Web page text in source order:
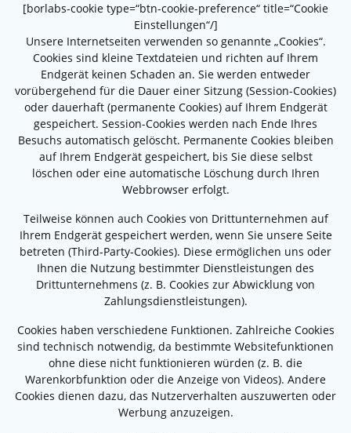
[borlabs-cookie type=“btn-cookie-preference“ title=“Cookie
Einstellungen“/]
Unsere Internetseiten verwenden so genannte „Cookies“.
Cookies sind kleine Textdateien und richten auf Ihrem
Endgerät keinen Schaden an. Sie werden entweder
vorübergehend für die Dauer einer Sitzung (Session-Cookies)
oder dauerhaft (permanente Cookies) auf Ihrem Endgerät
gespeichert. Session-Cookies werden nach Ende Ihres
Besuchs automatisch gelöscht. Permanente Cookies bleiben
auf Ihrem Endgerät gespeichert, bis Sie diese selbst
löschen oder eine automatische Löschung durch Ihren
Webbrowser erfolgt.
Teilweise können auch Cookies von Drittunternehmen auf
Ihrem Endgerät gespeichert werden, wenn Sie unsere Seite
betreten (Third-Party-Cookies). Diese ermöglichen uns oder
Ihnen die Nutzung bestimmter Dienstleistungen des
Drittunternehmens (z. B. Cookies zur Abwicklung von
Zahlungsdienstleistungen).
Cookies haben verschiedene Funktionen. Zahlreiche Cookies
sind technisch notwendig, da bestimmte Websitefunktionen
ohne diese nicht funktionieren würden (z. B. die
Warenkorbfunktion oder die Anzeige von Videos). Andere
Cookies dienen dazu, das Nutzerverhalten auszuwerten oder
Werbung anzuzeigen.